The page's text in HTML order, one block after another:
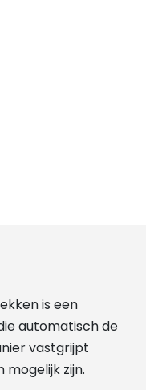
is een
automatisch de
vastgrijpt
zijn.